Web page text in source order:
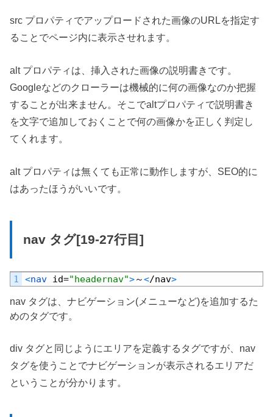
src プロパティでアップロードされた画像のURLを指定す
ることでページ内に表示させれます。
alt プロパティは、挿入された画像の説明書きです。
Googleなどのクローラーは機械的に何の画像なのか把握
することが出来ません。そこでaltプロパティで説明書き
を文字で追加しておくことで何の画像かを正しく判定し
てくれます。
alt プロパティは無くても正常に動作しますが、SEO的に
はあったほうがいいです。
nav タグ[19-27行目]
Default
1 <nav id="headernav">～</nav>
nav タグは、ナビゲーション(メニューなど)を追加するた
めのタグです。
div タグと同じようにエリアを定義するタグですが、nav
タグを使うことでナビゲーションが表示されるエリアだ
ということが分かります。